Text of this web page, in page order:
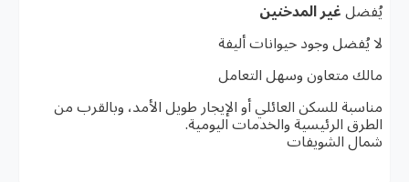
يُفضل غير المدخنين
لا يُفضل وجود حيوانات أليفة
مالك متعاون وسهل التعامل
مناسبة للسكن العائلي أو الإيجار طويل الأمد، وبالقرب من
الطرق الرئيسية والخدمات اليومية.
شمال الشويفات